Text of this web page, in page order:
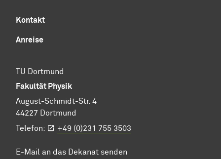
Kontakt
Anreise
TU Dortmund
Fakultät Physik
August-Schmidt-Str. 4
44227 Dortmund
Telefon:
+49 (0)231 755 3503
E-Mail an das Dekanat senden